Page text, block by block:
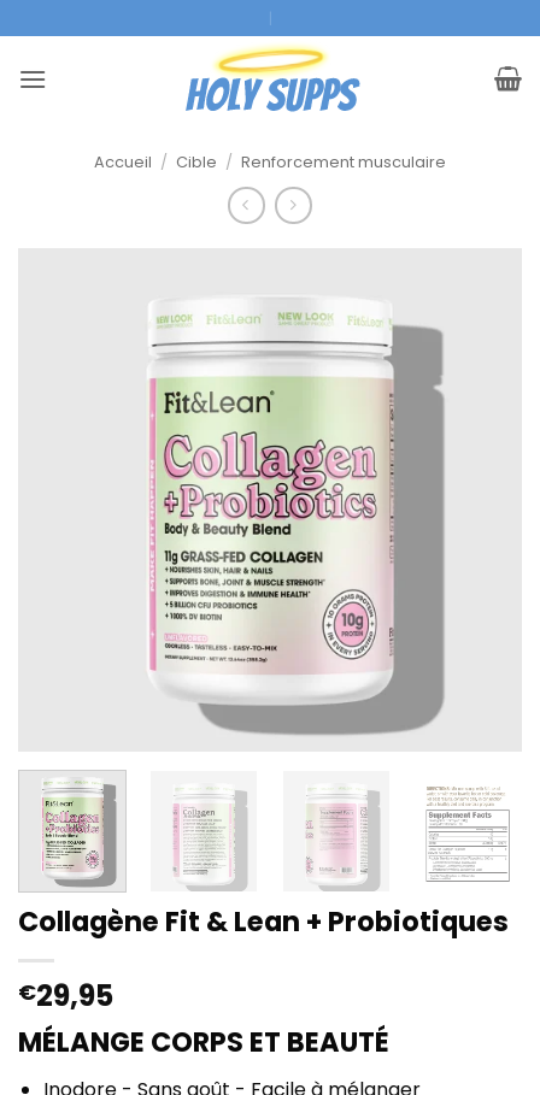
to
content
Accueil / Cible / Renforcement musculaire
Collagène Fit & Lean + Probiotiques
€29,95
MÉLANGE CORPS ET BEAUTÉ
Inodore - Sans goût - Facile à mélanger